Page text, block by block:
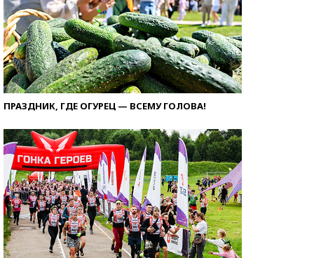
ПРАЗДНИК, ГДЕ ОГУРЕЦ — ВСЕМУ ГОЛОВА!